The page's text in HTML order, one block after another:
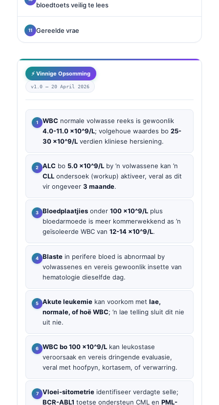
bloedtoets veilig te lees
Gereelde vrae
⚡ Vinnige Opsomming
v1.0 — 20 April 2026
WBC normale volwasse reeks is gewoonlik
4.0-11.0 x10^9/L; volgehoue waardes bo 25-
30 x10^9/L verdien kliniese hersiening.
ALC bo 5.0 x10^9/L by ’n volwassene kan ’n
CLL ondersoek (workup) aktiveer, veral as dit
vir ongeveer 3 maande.
Bloedplaatjies onder 100 x10^9/L plus
bloedarmoede is meer kommerwekkend as ’n
geïsoleerde WBC van 12-14 x10^9/L.
Blaste in perifere bloed is abnormaal by
volwassenes en vereis gewoonlik insette van
hematologie dieselfde dag.
Akute leukemie kan voorkom met lae,
normale, of hoë WBC; ’n lae telling sluit dit nie
uit nie.
WBC bo 100 x10^9/L kan leukostase
veroorsaak en vereis dringende evaluasie,
veral met hoofpyn, kortasem, of verwarring.
Vloei-sitometrie identifiseer verdagte selle;
BCR-ABL1 toetse ondersteun CML en PML-